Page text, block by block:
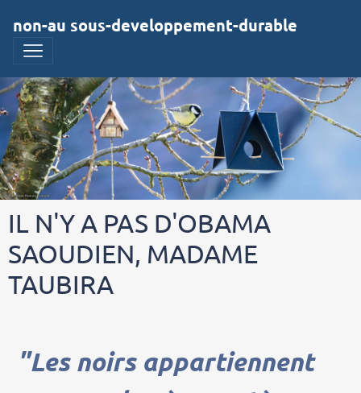
non-au sous-developpement-durable
IL N'Y A PAS D'OBAMA
SAOUDIEN, MADAME
TAUBIRA
"Les noirs appartiennent